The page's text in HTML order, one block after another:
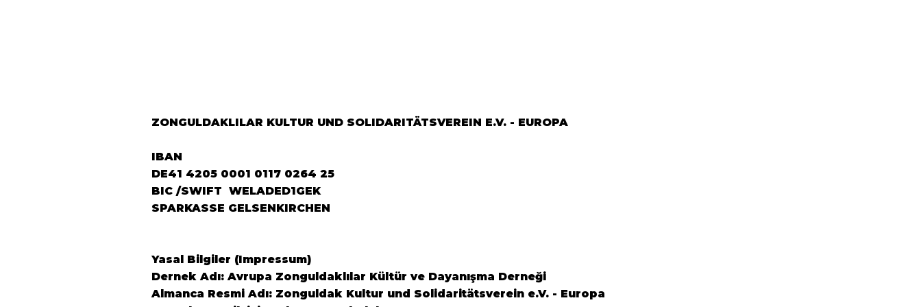
ZONGULDAKLILAR KULTUR UND SOLIDARITÄTSVEREIN E.V. - EUROPA
IBAN
DE41 4205 0001 0117 0264 25
BIC /SWIFT WELADED1GEK
SPARKASSE GELSENKIRCHEN
Yasal Bilgiler (Impressum)
Dernek Adı: Avrupa Zonguldaklılar Kültür ve Dayanışma Derneği
Almanca Resmi Adı: Zonguldak Kultur und Solidaritätsverein e.V. - Europa